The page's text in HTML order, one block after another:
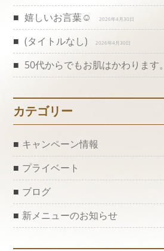
シ
ョ
ン
嬉しいお言葉☺️ 2026年4月30日
(タイトルなし) 2026年4月30日
50代からでもお肌はかわります。
カテゴリー
キャンペーン情報
プライベート
ブログ
新メニューのお知らせ